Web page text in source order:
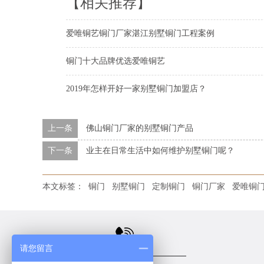
爱唯铜艺铜门厂家湛江别墅铜门工程案例
铜门十大品牌优选爱唯铜艺
2019年怎样开好一家别墅铜门加盟店？
上一条 佛山铜门厂家的别墅铜门产品
下一条 业主在日常生活中如何维护别墅铜门呢？
本文标签： 铜门 别墅铜门 定制铜门 铜门厂家 爱唯铜
请您留言